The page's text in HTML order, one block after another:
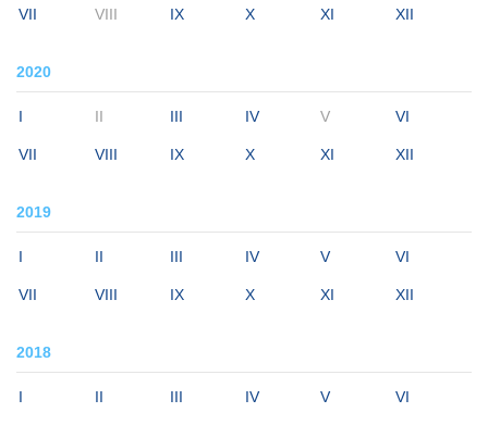
VII VIII IX X XI XII
2020
I II III IV V VI
VII VIII IX X XI XII
2019
I II III IV V VI
VII VIII IX X XI XII
2018
I II III IV V VI